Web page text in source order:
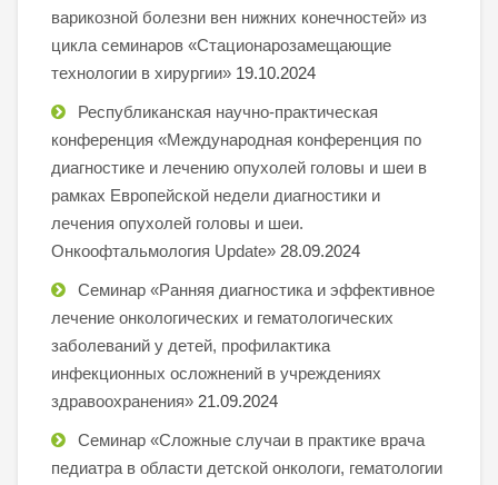
варикозной болезни вен нижних конечностей» из
цикла семинаров «Стационарозамещающие
технологии в хирургии» 19.10.2024
Республиканская научно-практическая
конференция «Международная конференция по
диагностике и лечению опухолей головы и шеи в
рамках Европейской недели диагностики и
лечения опухолей головы и шеи.
Онкоофтальмология Update» 28.09.2024
Семинар «Ранняя диагностика и эффективное
лечение онкологических и гематологических
заболеваний у детей, профилактика
инфекционных осложнений в учреждениях
здравоохранения» 21.09.2024
Семинар «Сложные случаи в практике врача
педиатра в области детской онкологи, гематологии